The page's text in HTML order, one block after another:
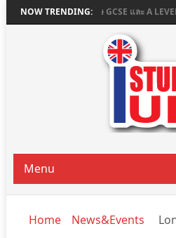
NOW TRENDING:
เรียนต่อมัธยมอังกฤษ GCSE และ A
Menu
Home News&Events